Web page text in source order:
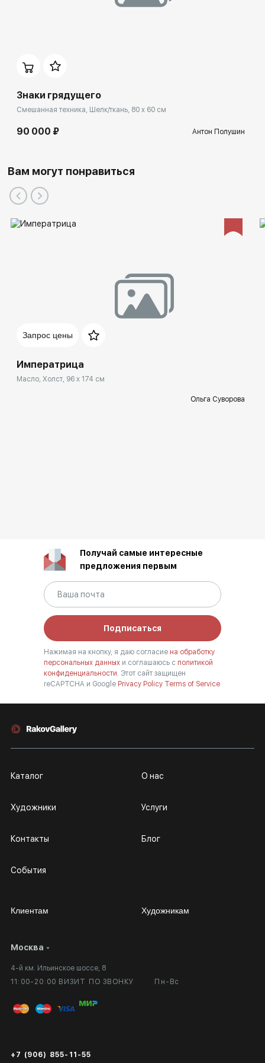
Знаки грядущего
Смешанная техника, Шелк/ткань, 80 x 60 см
90 000 ₽ Антон Полушин
Вам могут понравиться
Запрос цены
Императрица
Масло, Холст, 96 x 174 см
Ольга Суворова
Получай самые интересные
предложения первым
Подписаться
Нажимая на кнопку, я даю согласие на обработку
персональных данных и соглашаюсь с политикой
конфиденциальности. Этот сайт защищен
reCAPTCHA и Google Privacy Policy Terms of Service
Москва
4-й км. Ильинское шоссе, 8
11:00-20:00 ВИЗИТ ПО ЗВОНКУ
Пн-Вс
+7 (906) 855-11-55
Каталог
Художники
Контакты
События
О нас
Услуги
Блог
Клиентам
Личный кабинет
Вопросы и ответы
Публичная оферта
Экспертиза/Вывоз за границу
Художникам
Сотрудничество
Выставка в галерее